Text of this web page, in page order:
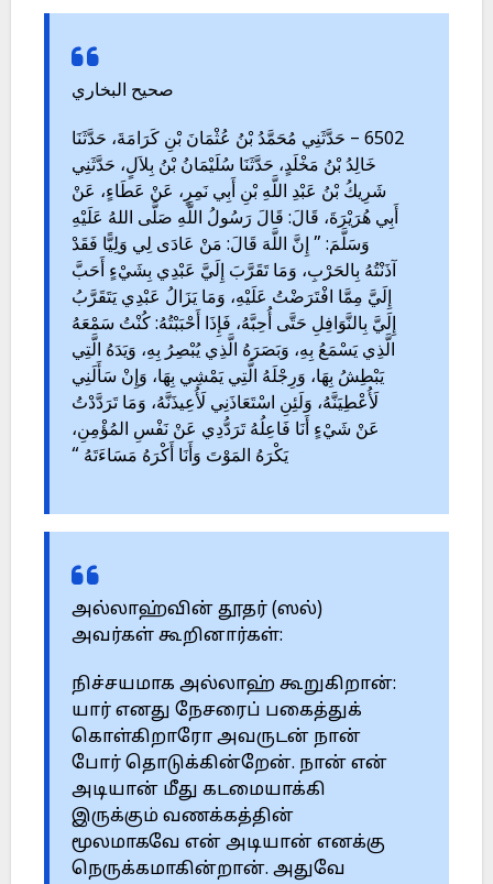
صحيح البخاري
6502 – حَدَّثَنِي مُحَمَّدُ بْنُ عُثْمَانَ بْنِ كَرَامَةَ، حَدَّثَنَا
خَالِدُ بْنُ مَخْلَدٍ، حَدَّثَنَا سُلَيْمَانُ بْنُ بِلاَلٍ، حَدَّثَنِي
شَرِيكُ بْنُ عَبْدِ اللَّهِ بْنِ أَبِي نَمِرٍ، عَنْ عَطَاءٍ، عَنْ
أَبِي هُرَيْرَةَ، قَالَ: قَالَ رَسُولُ اللَّهِ صَلَّى اللهُ عَلَيْهِ
وَسَلَّمَ: ” إِنَّ اللَّهَ قَالَ: مَنْ عَادَى لِي وَلِيًّا فَقَدْ
آذَنْتُهُ بِالحَرْبِ، وَمَا تَقَرَّبَ إِلَيَّ عَبْدِي بِشَيْءٍ أَحَبَّ
إِلَيَّ مِمَّا افْتَرَضْتُ عَلَيْهِ، وَمَا يَزَالُ عَبْدِي يَتَقَرَّبُ
إِلَيَّ بِالنَّوَافِلِ حَتَّى أُحِبَّهُ، فَإِذَا أَحْبَبْتُهُ: كُنْتُ سَمْعَهُ
الَّذِي يَسْمَعُ بِهِ، وَبَصَرَهُ الَّذِي يُبْصِرُ بِهِ، وَيَدَهُ الَّتِي
يَبْطِشُ بِهَا، وَرِجْلَهُ الَّتِي يَمْشِي بِهَا، وَإِنْ سَأَلَنِي
لَأُعْطِيَنَّهُ، وَلَئِنِ اسْتَعَاذَنِي لَأُعِيذَنَّهُ، وَمَا تَرَدَّدْتُ
عَنْ شَيْءٍ أَنَا فَاعِلُهُ تَرَدُّدِي عَنْ نَفْسِ المُؤْمِنِ،
يَكْرَهُ المَوْتَ وَأَنَا أَكْرَهُ مَسَاءَتَهُ “
அல்லாஹ்வின் தூதர் (ஸல்)
அவர்கள் கூறினார்கள்:
நிச்சயமாக அல்லாஹ் கூறுகிறான்:
யார் எனது நேசரைப் பகைத்துக்
கொள்கிறாரோ அவருடன் நான்
போர் தொடுக்கின்றேன். நான் என்
அடியான் மீது கடமையாக்கி
இருக்கும் வணக்கத்தின்
மூலமாகவே என் அடியான் எனக்கு
நெருக்கமாகின்றான். அதுவே